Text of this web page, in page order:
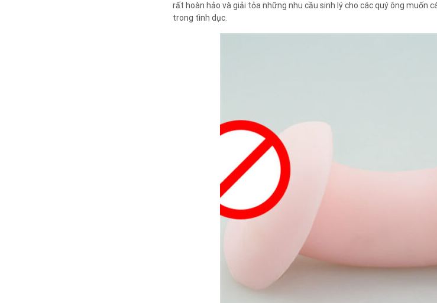
rất hoàn hảo và giải tỏa những nhu cầu sinh lý cho các quý ông muốn
trong tình dục.